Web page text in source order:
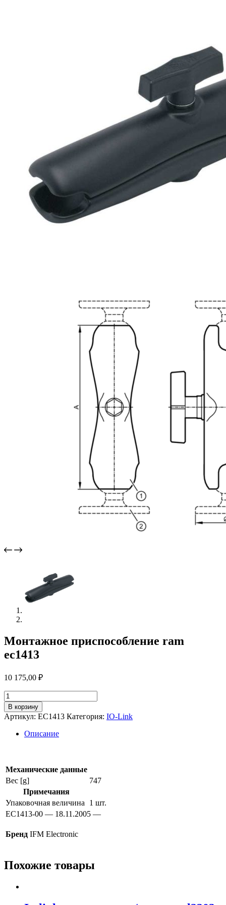
Монтажное приспособление ram
ec1413
10 175,00 ₽
Количество
товара
Монтажное
приспособление
ec1413
В корзину
Артикул: EC1413 Категория: IO-Link
Описание
Механические данные
Вес [g]
747
Примечания
Упаковочная величина
1 шт.
EC1413-00 — 18.11.2005 —
Бренд IFM Electronic
Похожие товары